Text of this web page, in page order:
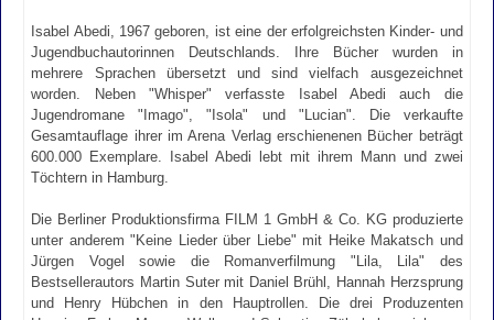
Isabel Abedi, 1967 geboren, ist eine der erfolgreichsten Kinder- und
Jugendbuchautorinnen Deutschlands. Ihre Bücher wurden in
mehrere Sprachen übersetzt und sind vielfach ausgezeichnet
worden. Neben "Whisper" verfasste Isabel Abedi auch die
Jugendromane "Imago", "Isola" und "Lucian". Die verkaufte
Gesamtauflage ihrer im Arena Verlag erschienenen Bücher beträgt
600.000 Exemplare. Isabel Abedi lebt mit ihrem Mann und zwei
Töchtern in Hamburg.
Die Berliner Produktionsfirma FILM 1 GmbH & Co. KG produzierte
unter anderem "Keine Lieder über Liebe" mit Heike Makatsch und
Jürgen Vogel sowie die Romanverfilmung "Lila, Lila" des
Bestsellerautors Martin Suter mit Daniel Brühl, Hannah Herzsprung
und Henry Hübchen in den Hauptrollen. Die drei Produzenten